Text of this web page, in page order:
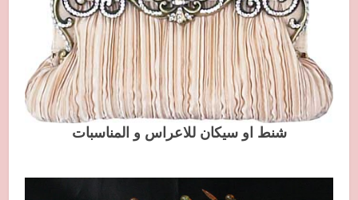
شنط او سيكان للاعراس و المناسبات